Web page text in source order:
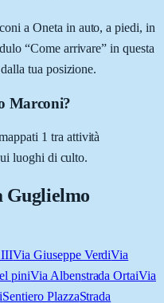
a Oneta in auto, a piedi, in
“Come arrivare” in questa
tua posizione.
Marconi?
1 tra attività
luoghi di culto.
Guglielmo
Via Giuseppe VerdiVia
piniVia Albenstrada OrtaiVia
Sentiero PlazzaStrada